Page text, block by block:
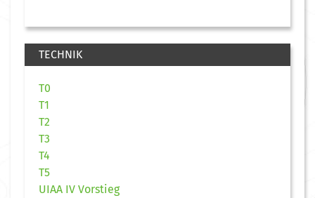
TECHNIK
T0
T1
T2
T3
T4
T5
UIAA IV Vorstieg